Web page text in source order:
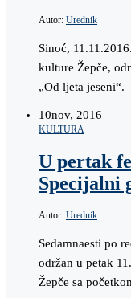
Autor: Urednik
Sinoć,
kulture Žepče,
„Od ljeta
10nov, 2016
KULTURA
U pertak
Specijalni
Autor: Urednik
Sedamnaesti po
održan u petak
Žepče sa